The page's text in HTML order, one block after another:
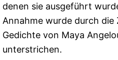
denen sie ausgeführt
Annahme wurde durch die
Gedichte von Maya
unterstrichen.